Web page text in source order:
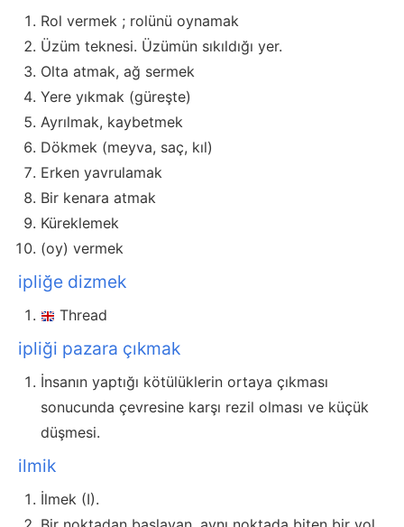
Rol vermek ; rolünü oynamak
Üzüm teknesi. Üzümün sıkıldığı yer.
Olta atmak, ağ sermek
Yere yıkmak (güreşte)
Ayrılmak, kaybetmek
Dökmek (meyva, saç, kıl)
Erken yavrulamak
Bir kenara atmak
Küreklemek
(oy) vermek
ipliğe dizmek
Thread
ipliği pazara çıkmak
İnsanın yaptığı kötülüklerin ortaya çıkması
sonucunda çevresine karşı rezil olması ve küçük
düşmesi.
ilmik
İlmek (I).